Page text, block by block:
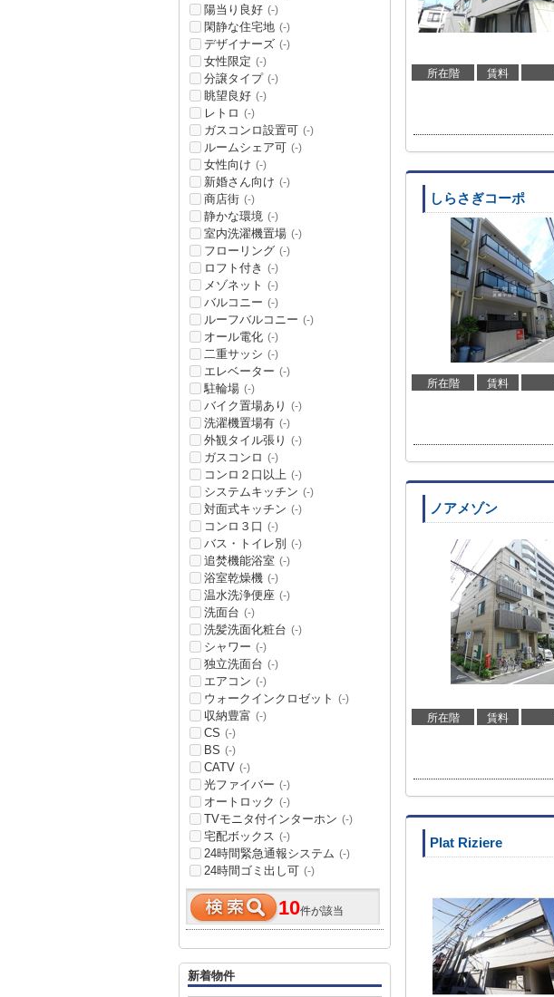
所在階 賃料
しらさぎコーポ
所在階 賃料
ノアメゾン
所在階 賃料
Plat Riziere
陽当り良好 (-)
閑静な住宅地 (-)
デザイナーズ (-)
女性限定 (-)
分譲タイプ (-)
眺望良好 (-)
レトロ (-)
ガスコンロ設置可 (-)
ルームシェア可 (-)
女性向け (-)
新婚さん向け (-)
商店街 (-)
静かな環境 (-)
室内洗濯機置場 (-)
フローリング (-)
ロフト付き (-)
メゾネット (-)
バルコニー (-)
ルーフバルコニー (-)
オール電化 (-)
二重サッシ (-)
エレベーター (-)
駐輪場 (-)
バイク置場あり (-)
洗濯機置場有 (-)
外観タイル張り (-)
ガスコンロ (-)
コンロ２口以上 (-)
システムキッチン (-)
対面式キッチン (-)
コンロ３口 (-)
バス・トイレ別 (-)
追焚機能浴室 (-)
浴室乾燥機 (-)
温水洗浄便座 (-)
洗面台 (-)
洗髪洗面化粧台 (-)
シャワー (-)
独立洗面台 (-)
エアコン (-)
ウォークインクロゼット (-)
収納豊富 (-)
CS (-)
BS (-)
CATV (-)
光ファイバー (-)
オートロック (-)
TVモニタ付インターホン (-)
宅配ボックス (-)
24時間緊急通報システム (-)
24時間ゴミ出し可 (-)
10件が該当
新着物件